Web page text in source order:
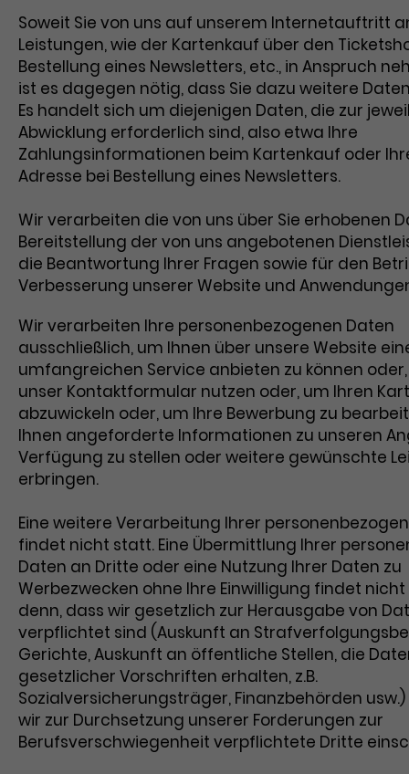
Zweck
Dieses Cookie wird von Google
installiert. Das Cookie wird verwendet,
Informationen darüber zu speichern,
Besucher*innen eine Website nutzen,
hilft bei der Erstellung eines
Analyseberichts über die
Website. Die erhobenen Daten
in anonymisierter Form die Anzahl der
Besuche, die Quelle, aus der sie
Name _gat_UA-63561367-1
Anbieter Google Analytics
Laufzeit 1 Minute
Zweck
Das ist ein von Google Analytics
Cookie. Bestimmte Daten werden nur
maximal einmal pro Minute an Google
Analytics gesendet. Solange es
Name _gcl_aw
Anbieter Google Ads
Laufzeit 3 Monate
Zweck
Dieses Cookie speichert
Werbeklicks und dient der Zuordnung
Conversions zu Google Ads-
Name _gcl_dc
Laufzeit 3 Monate
Zweck
Dieses Cookie wird verwendet, um
Nutzerinteraktionen mit
zu messen und Remarketing-
bereitzustellen.
Name IDE
Anbieter Google / DoubleClick
Laufzeit 1 Jahr
Zweck
Dieses Cookie dient der Anzeige
personalisierter Werbung und misst
Wirksamkeit von Werbekampagnen
verschiedene Websites hinweg.
Soweit Sie von uns auf unserem Internetauftritt
Leistungen, wie der Kartenkauf über den
Bestellung eines Newsletters, etc., in Anspruch
ist es dagegen nötig, dass Sie dazu weitere
Es handelt sich um diejenigen Daten, die zur
Abwicklung erforderlich sind, also etwa Ihre
Zahlungsinformationen beim Kartenkauf oder
Adresse bei Bestellung eines Newsletters.
Wir verarbeiten die von uns über Sie erhobenen
Bereitstellung der von uns angebotenen
die Beantwortung Ihrer Fragen sowie für den
Verbesserung unserer Website und
Wir verarbeiten Ihre personenbezogenen Daten
ausschließlich, um Ihnen über unsere Website
umfangreichen Service anbieten zu können oder,
unser Kontaktformular nutzen oder, um Ihren
abzuwickeln oder, um Ihre Bewerbung zu
Ihnen angeforderte Informationen zu unseren
Verfügung zu stellen oder weitere gewünschte
erbringen.
Eine weitere Verarbeitung Ihrer
findet nicht statt. Eine Übermittlung Ihrer
Daten an Dritte oder eine Nutzung Ihrer Daten zu
Werbezwecken ohne Ihre Einwilligung findet
denn, dass wir gesetzlich zur Herausgabe von
verpflichtet sind (Auskunft an
Gerichte, Auskunft an öffentliche Stellen, die
gesetzlicher Vorschriften erhalten, z.B.
Sozialversicherungsträger, Finanzbehörden
wir zur Durchsetzung unserer Forderungen zur
Berufsverschwiegenheit verpflichtete Dritte